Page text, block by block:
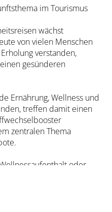
im Tourismus
wächst
von vielen Menschen
verstanden,
gesünderen
Ernährung, Wellness und
treffen damit einen
zentralen Thema
oder